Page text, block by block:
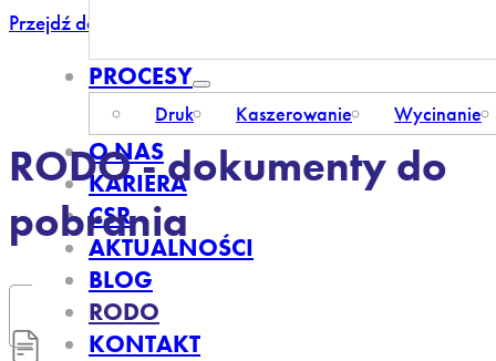
Przejdź do głównej treści
PROCESY
Druk Kaszerowanie Wycinanie
O NAS
KARIERA
CSR
AKTUALNOŚCI
BLOG
RODO
KONTAKT
RODO - dokumenty do
pobrania